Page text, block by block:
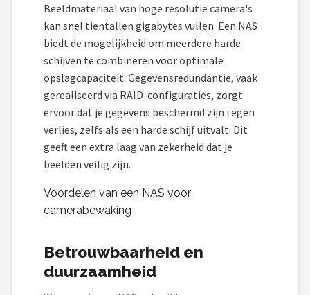
Beeldmateriaal van hoge resolutie camera's
kan snel tientallen gigabytes vullen. Een NAS
biedt de mogelijkheid om meerdere harde
schijven te combineren voor optimale
opslagcapaciteit. Gegevensredundantie, vaak
gerealiseerd via RAID-configuraties, zorgt
ervoor dat je gegevens beschermd zijn tegen
verlies, zelfs als een harde schijf uitvalt. Dit
geeft een extra laag van zekerheid dat je
beelden veilig zijn.
Voordelen van een NAS voor
camerabewaking
Betrouwbaarheid en
duurzaamheid